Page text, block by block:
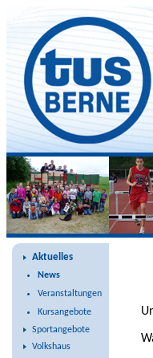
Aktuelles
News
Veranstaltungen
Kursangebote
Sportangebote
Volkshaus